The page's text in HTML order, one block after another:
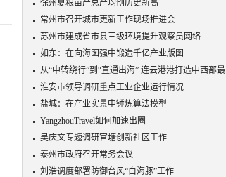
入局AI顶层赛道
徐州夏粮亩产总产均创历史新高
常州市召开城市更新工作现场推进会
苏州市建成省市县三级环境提升观察员网络
如东：在向海图强中锻造千亿产业版图
从“中转绕行”到“直通出海” 连云港港打造中西部最
优出海口
淮安市领导调研重点工业企业运行情况
盐城：在产业实景中锤炼算法模型
YangzhouTravel如何加速出圈
吴庆文专题调研官塘创新社区工作
泰州市政府召开常务会议
刘浩调度部署防御台风“白海豚”工作